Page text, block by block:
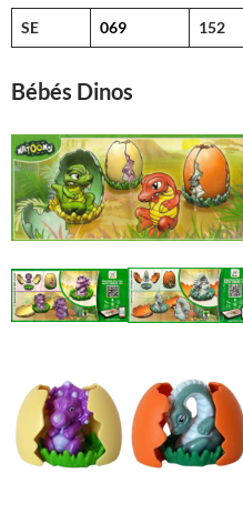
SE 069 152
Bébés Dinos